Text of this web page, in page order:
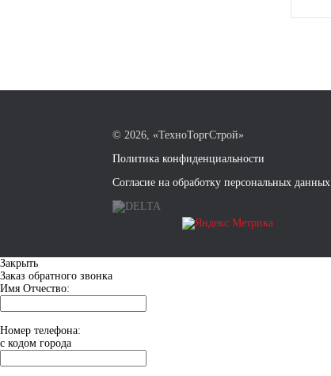
© 2026, «ТехноТоргСтрой»
Политика конфиденциальности
Согласие на обработку персональных данных
Закрыть
Заказ обратного звонка
Имя Отчество:
Номер телефона:
с кодом города